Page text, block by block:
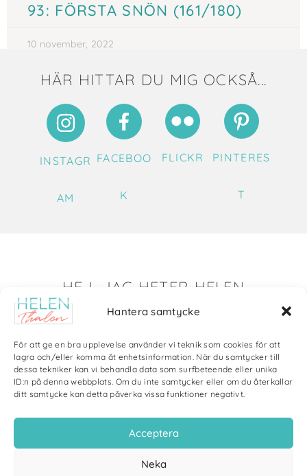
Hantera samtycke
För att ge en bra upplevelse använder vi teknik som cookies för att
lagra och/eller komma åt enhetsinformation. När du samtycker till
dessa tekniker kan vi behandla data som surfbeteende eller unika
ID:n på denna webbplats. Om du inte samtycker eller om du återkallar
ditt samtycke kan detta påverka vissa funktioner negativt.
Acceptera
Neka
93: FÖRSTA SNÖN (161/180)
10 november, 2022
HÄR HITTAR DU MIG OCKSÅ...
INSTAGR
AM
FACEBOO
K
FLICKR PINTERES
T
HEJ, JAG HETER HELEN
Det är så roligt att du hittat till mig!
Här visar jag saker som jag skapat av olika slag. Just nu
blir det mycket fotografier och många bilder visar min
kärlek till naturen och min vackra hund. Men också lite
annat pyssel och kreativt som jag ägnar mig åt.
Bloggarkiv